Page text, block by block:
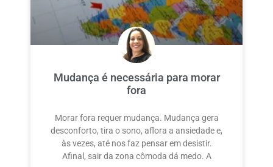
Mudança é necessária para morar
fora
Morar fora requer mudança. Mudança gera
desconforto, tira o sono, aflora a ansiedade e,
às vezes, até nos faz pensar em desistir.
Afinal, sair da zona cômoda dá medo. A